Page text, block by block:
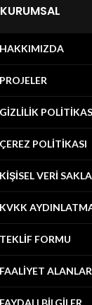
KURUMSAL
HAKKIMIZDA
PROJELER
GİZLİLİK
ÇEREZ POLİTİKASI
KİŞİSEL VERİ
KVKK
TEKLİF FORMU
FAALİYET